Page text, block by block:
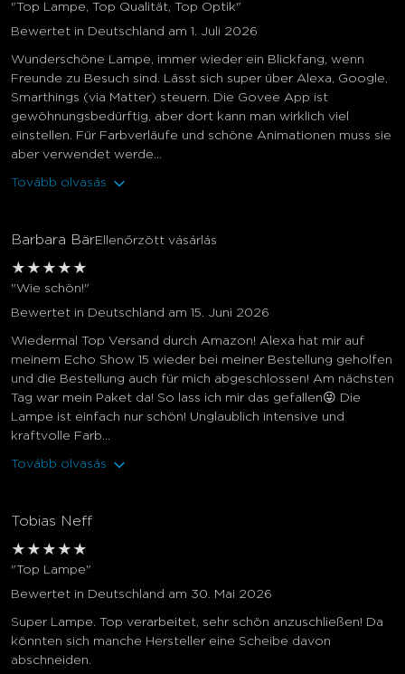
"Top Lampe, Top Qualität, Top Optik"
Bewertet in Deutschland am 1. Juli 2026
Wunderschöne Lampe, immer wieder ein Blickfang, wenn
Freunde zu Besuch sind. Lässt sich super über Alexa, Google,
Smarthings (via Matter) steuern. Die Govee App ist
gewöhnungsbedürftig, aber dort kann man wirklich viel
einstellen. Für Farbverläufe und schöne Animationen muss sie
aber verwendet werde...
Tovább olvasás
Barbara BärEllenőrzött vásárlás
★ ★ ★ ★ ★
"Wie schön!"
Bewertet in Deutschland am 15. Juni 2026
Wiedermal Top Versand durch Amazon! Alexa hat mir auf
meinem Echo Show 15 wieder bei meiner Bestellung geholfen
und die Bestellung auch für mich abgeschlossen! Am nächsten
Tag war mein Paket da! So lass ich mir das gefallen😜 Die
Lampe ist einfach nur schön! Unglaublich intensive und
kraftvolle Farb...
Tovább olvasás
Tobias Neff
★ ★ ★ ★ ★
"Top Lampe"
Bewertet in Deutschland am 30. Mai 2026
Super Lampe. Top verarbeitet, sehr schön anzuschließen! Da
könnten sich manche Hersteller eine Scheibe davon
abschneiden.